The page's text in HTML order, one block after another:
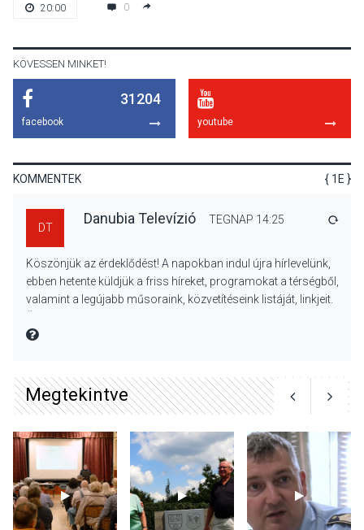
Színek, közösség és
hagyomány – kiállítás
nyitotta meg az idei Irány
KULTÚRA
Mordái folk-rock koncert
parton
KULTÚRA 2026 AUG 05
20:00 0
KÖVESSEN MINKET!
31204
facebook youtube
KOMMENTEK { 1E }
DT
Danubia Televízió TEGNAP 14:25
Köszönjük az érdeklődést! A napokban indul újra hírlevelünk,
ebben hetente küldjük a friss híreket, programokat a térségből,
valamint a legújabb műsoraink, közvetítéseink listáját, linkjeit.
MIRE MONDTA
Megtekintve